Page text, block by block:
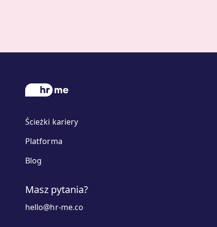
Ścieżki kariery
Platforma
Blog
Masz pytania?
hello@hr-me.co